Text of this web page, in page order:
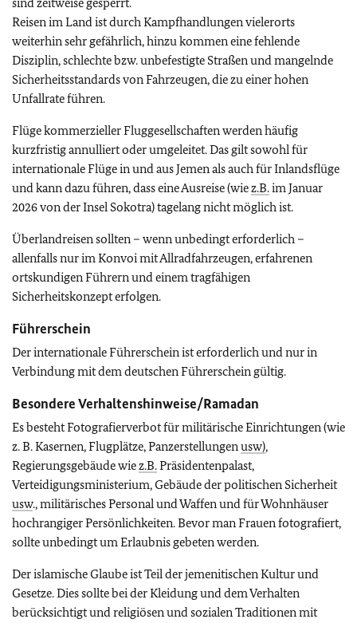
Reisen im Land ist durch Kampfhandlungen vielerorts
weiterhin sehr gefährlich, hinzu kommen eine fehlende
Disziplin, schlechte bzw. unbefestigte Straßen und mangelnde
Sicherheitsstandards von Fahrzeugen, die zu einer hohen
Unfallrate führen.
Flüge kommerzieller Fluggesellschaften werden häufig
kurzfristig annulliert oder umgeleitet. Das gilt sowohl für
internationale Flüge in und aus Jemen als auch für Inlandsflüge
und kann dazu führen, dass eine Ausreise (wiez.B.im Januar
2026 von der Insel Sokotra) tagelang nicht möglich ist.
Überlandreisen sollten – wenn unbedingt erforderlich –
allenfalls nur im Konvoi mit Allradfahrzeugen, erfahrenen
ortskundigen Führern und einem tragfähigen
Sicherheitskonzept erfolgen.
Führerschein
Der internationale Führerschein ist erforderlich und nur in
Verbindung mit dem deutschen Führerschein gültig.
Besondere Verhaltenshinweise/Ramadan
Es besteht Fotografierverbot für militärische Einrichtungen (wie
z. B. Kasernen, Flugplätze, Panzerstellungenusw),
Regierungsgebäude wiez.B.Präsidentenpalast,
Verteidigungsministerium, Gebäude der politischen Sicherheit
usw., militärisches Personal und Waffen und für Wohnhäuser
hochrangiger Persönlichkeiten. Bevor man Frauen fotografiert,
sollte unbedingt um Erlaubnis gebeten werden.
Der islamische Glaube ist Teil der jemenitischen Kultur und
Gesetze. Dies sollte bei der Kleidung und dem Verhalten
berücksichtigt und religiösen und sozialen Traditionen mit